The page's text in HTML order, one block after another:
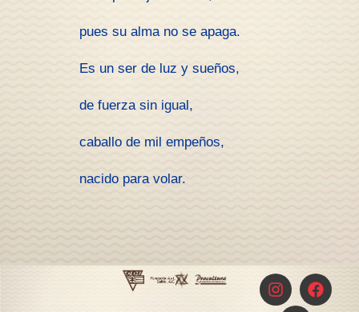
pues su alma no se apaga.
Es un ser de luz y sueños,
de fuerza sin igual,
caballo de mil empeños,
nacido para volar.